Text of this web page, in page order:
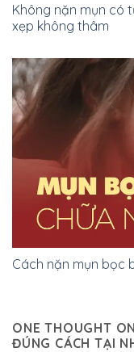
Không nặn mụn có
xẹp không thâm
Cách nặn mụn bọc
ONE THOUGHT
ĐÚNG CÁCH TẠI